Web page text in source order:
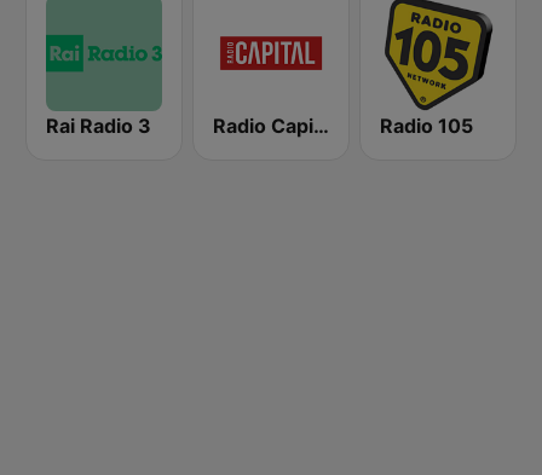
Rai Radio 3 Radio Capital Radio 105